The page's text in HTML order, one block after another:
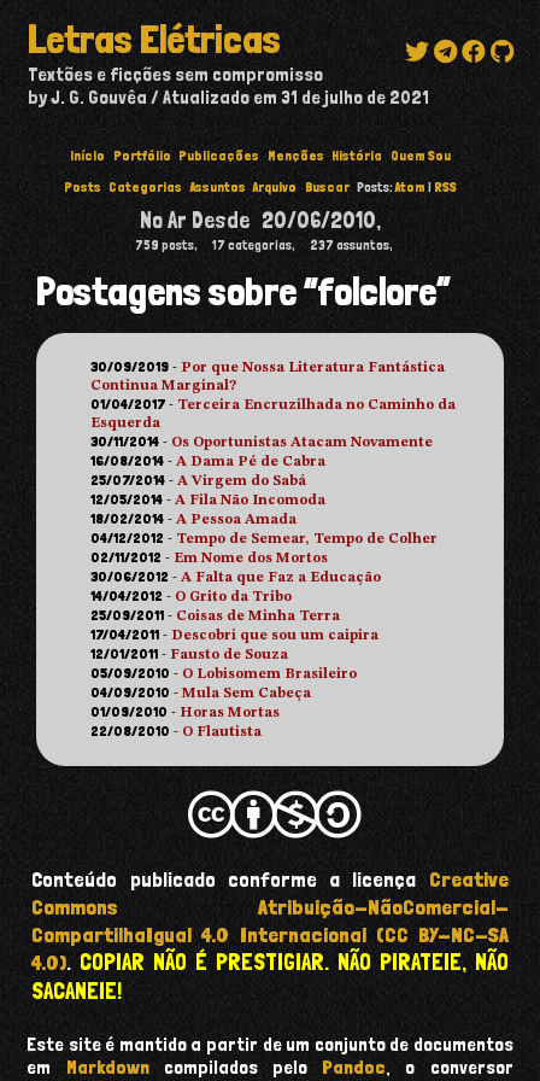
Letras Elétricas
Textões e ficções sem compromisso
by J. G. Gouvêa
Atualizado em31 de julho de 2021
Início Portfólio Publicações Menções História
Quem Sou
Posts Categorias Assuntos Arquivo Buscar Posts:Atom | RSS
No Ar Desde 20/06/2010,
759 posts, 17 categorias, 237 assuntos,
Postagens sobre “folclore”
30/09/2019 - Por que Nossa Literatura Fantástica
Continua Marginal?
01/04/2017 - Terceira Encruzilhada no Caminho da
Esquerda
30/11/2014 - Os Oportunistas Atacam Novamente
16/08/2014 -A Dama Pé de Cabra
25/07/2014 -A Virgem do Sabá
12/05/2014 -A Fila Não Incomoda
18/02/2014 -A Pessoa Amada
04/12/2012 - Tempo de Semear, Tempo de Colher
02/11/2012 - Em Nome dos Mortos
30/06/2012 -A Falta que Faz a Educação
14/04/2012 - O Grito da Tribo
25/09/2011 - Coisas de Minha Terra
17/04/2011 - Descobri que sou um caipira
12/01/2011 - Fausto de Souza
05/09/2010 - O Lobisomem Brasileiro
04/09/2010 -Mula Sem Cabeça
01/09/2010 - Horas Mortas
22/08/2010 - O Flautista
Conteúdo publicado conforme a licença Creative
Commons Atribuição-NãoComercial-
CompartilhaIgual 4.0 Internacional (CC BY-NC-SA
4.0). COPIAR NÃO É PRESTIGIAR. NÃO PIRATEIE, NÃO
SACANEIE!
Este site é mantido a partir de um conjunto de documentos
em Markdowncompilados pelo Pandoc , o conversor